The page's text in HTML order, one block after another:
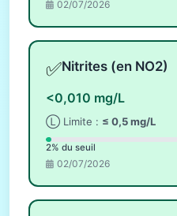
02/07/2026
✅Nitrites (en NO2)
<0,010 mg/L
Ⓛ Limite : ≤ 0,5 mg/L
2% du seuil
02/07/2026